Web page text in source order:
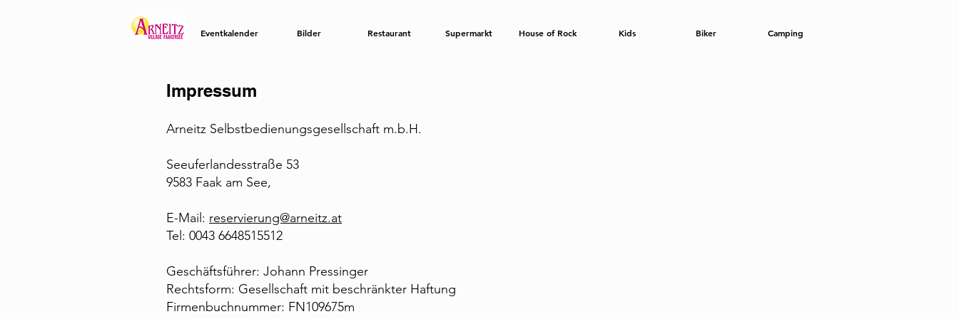
Eventkalender Bilder Restaurant Supermarkt House of Rock Kids Biker Camping
Impressum
Arneitz Selbstbedienungsgesellschaft m.b.H.
Seeuferlandesstraße 53
9583 Faak am See,
E-Mail: reservierung@arneitz.at
Tel: 0043 6648515512
Geschäftsführer: Johann Pressinger
Rechtsform: Gesellschaft mit beschränkter Haftung
Firmenbuchnummer: FN109675m